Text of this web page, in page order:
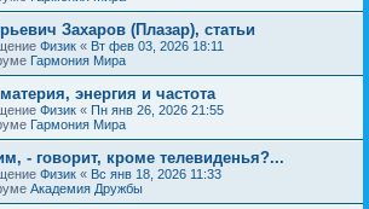
Захаров (Плазар), статьи
Физик « Вт фев 03, 2026 18:11
Гармония Мира
энергия и частота
Физик « Пн янв 26, 2026 21:55
Гармония Мира
- говорит, кроме телевиденья?...
Физик « Вс янв 18, 2026 11:33
Академия Дружбы